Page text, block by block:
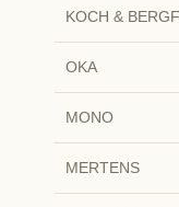
KOCH &
OKA
MONO
MERTENS